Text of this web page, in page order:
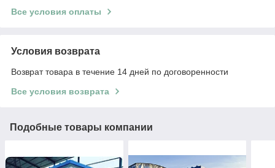
Все условия оплаты
Условия возврата
Возврат товара в течение 14 дней по договоренности
Все условия возврата
Подобные товары компании